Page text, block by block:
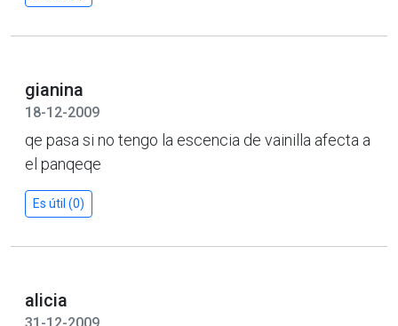
gianina
18-12-2009
qe pasa si no tengo la escencia de vainilla afecta a
el panqeqe
Es útil (0)
alicia